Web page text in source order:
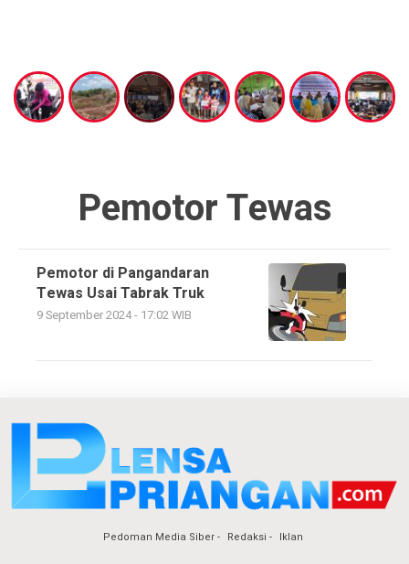
Pemotor Tewas
Pemotor di Pangandaran
Tewas Usai Tabrak Truk
9 September 2024 - 17:02 WIB
Pedoman Media Siber Redaksi Iklan